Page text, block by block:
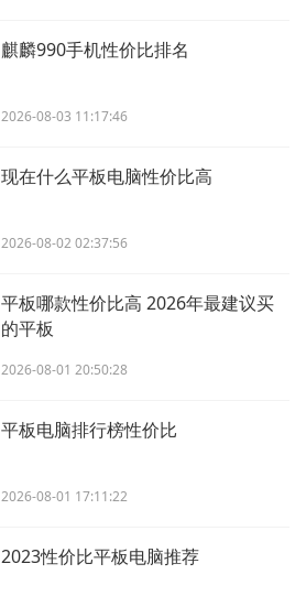
麒麟990手机性价比排名
2026-08-03 11:17:46
现在什么平板电脑性价比高
2026-08-02 02:37:56
平板哪款性价比高 2026年最建议买
的平板
2026-08-01 20:50:28
平板电脑排行榜性价比
2026-08-01 17:11:22
2023性价比平板电脑推荐